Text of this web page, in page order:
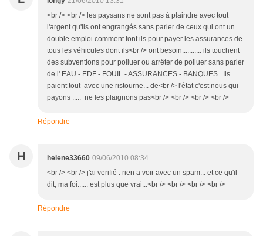
<br /> <br /> les paysans ne sont pas à plaindre avec tout
l'argent qu'ils ont engrangés sans parler de ceux qui ont un
double emploi comment font ils pour payer les assurances de
tous les véhicules dont ils<br /> ont besoin........... ils touchent
des subventions pour polluer ou arrêter de polluer sans parler
de l' EAU - EDF - FOUIL - ASSURANCES - BANQUES . Ils
paient tout avec une ristourne... de<br /> l'état c'est nous qui
payons ..... ne les plaignons pas<br /> <br /> <br /> <br />
Répondre
H helene33660 09/06/2010 08:34
<br /> <br /> j'ai verifié : rien a voir avec un spam... et ce qu'il
dit, ma foi...... est plus que vrai...<br /> <br /> <br /> <br />
Répondre